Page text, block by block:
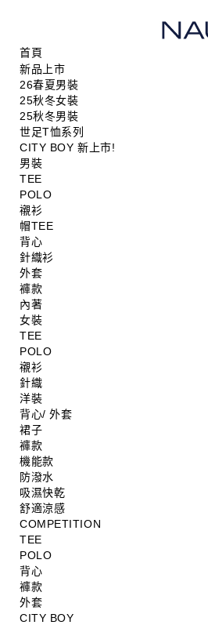
首頁
新品上市
26春夏男裝
25秋冬女裝
25秋冬男裝
世足T恤系列
CITY BOY 新上市!
男裝
TEE
POLO
襯衫
帽TEE
背心
針織衫
外套
褲款
內著
女裝
TEE
POLO
襯衫
針織
洋裝
背心/ 外套
裙子
褲款
機能款
防潑水
吸濕快乾
舒適涼感
COMPETITION
TEE
POLO
背心
褲款
外套
CITY BOY